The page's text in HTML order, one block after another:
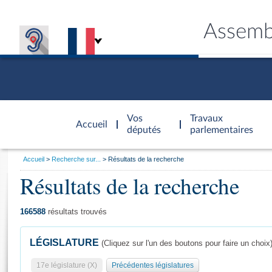
Accueil
d'accueil
Vos
députés
Travaux
parlementaires
Général
Vous
Accueil Recherche sur... Résultats de la recherche
Résultats de la recherche
166588 résultats trouvés
LÉGISLATURE (Cliquez sur l'un des boutons pour faire un choix)
17e législature (X) Précédentes législatures